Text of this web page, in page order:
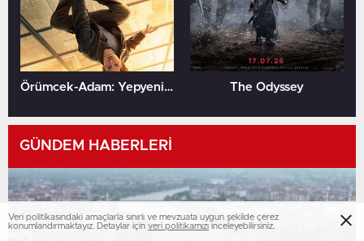
Örümcek-Adam: Yepyeni Bir Gün The Odyssey
GÜNDEM HABERLERİ
Veri politikasındaki amaçlarla sınırlı ve mevzuata uygun şekilde çerez
konumlandırmaktayız. Detaylar için veri politikamızı inceleyebilirsiniz.